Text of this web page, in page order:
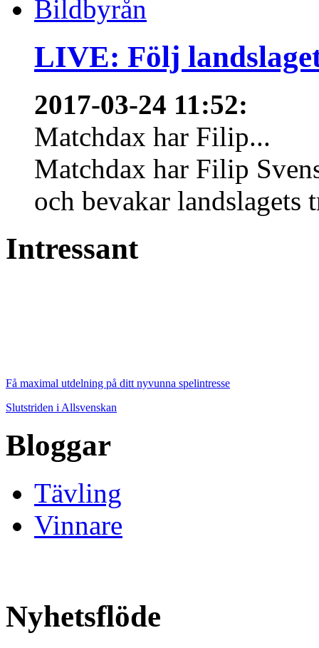
LIVE: Följ
2017-03-24 11:52:
Matchdax har Filip...
Matchdax har Filip
och bevakar landslagets
Intressant
Få maximal utdelning på ditt nyvunna spelintresse
Slutstriden i Allsvenskan
Bloggar
Tävling
Vinnare
Nyhetsflöde